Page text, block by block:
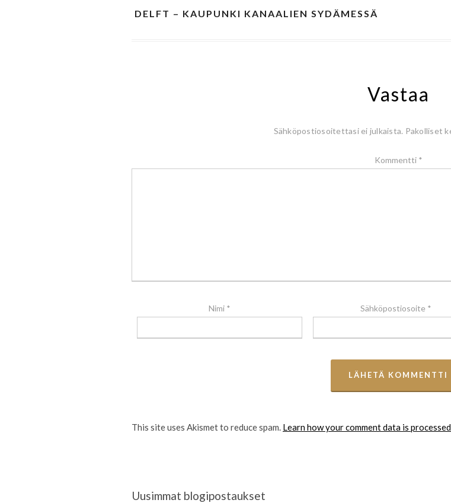
DELFT – KAUPUNKI KANAALIEN SYDÄMESSÄ
Vastaa
Sähköpostiosoitettasi ei julkaista. Pakolliset
Kommentti *
Nimi * Sähköpostiosoite *
This site uses Akismet to reduce spam. Learn how your comment data is processed.
Uusimmat blogipostaukset